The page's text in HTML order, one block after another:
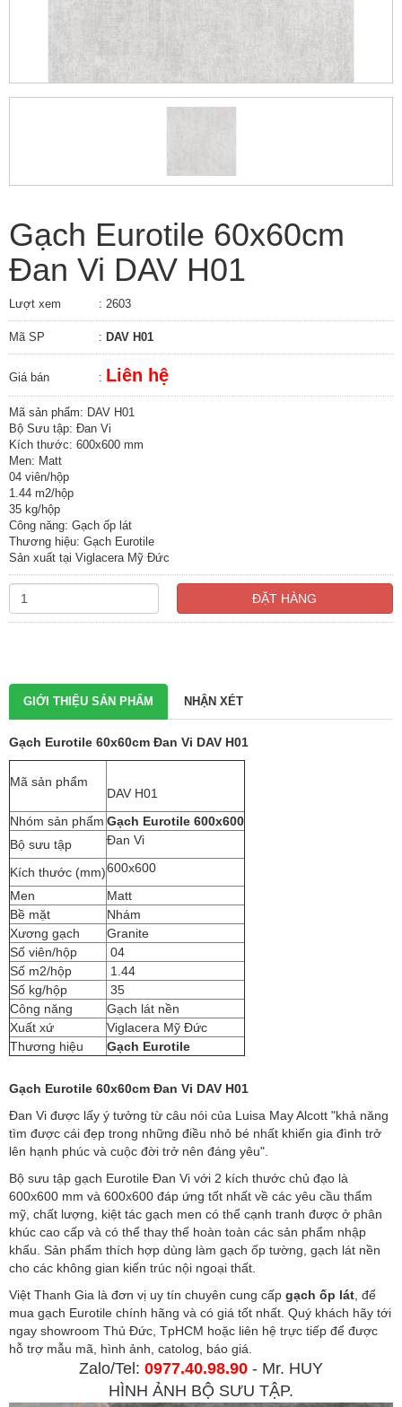
Gạch Eurotile 60x60cm
Đan Vi DAV H01
Lượt xem : 2603
Mã SP : DAV H01
Giá bán : Liên hệ
Mã sản phẩm: DAV H01
Bộ Sưu tập: Đan Vi
Kích thước: 600x600 mm
Men: Matt
04 viên/hộp
1.44 m2/hộp
35 kg/hộp
Công năng: Gạch ốp lát
Thương hiệu: Gạch Eurotile
Sản xuất tại Viglacera Mỹ Đức
ĐẶT HÀNG
GIỚI THIỆU SẢN PHẨM NHẬN XÉT
Gạch Eurotile 60x60cm Đan Vi DAV H01
Mã sản phẩm
DAV H01
Nhóm sản phẩm Gạch Eurotile 600x600
Bộ sưu tập
Đan Vi
Kích thước (mm)600x600
Men
Matt
Bề mặt
Nhám
Xương gạch
Granite
Số viên/hộp
04
Số m2/hộp
1.44
Số kg/hộp
35
Công năng
Gạch lát nền
Xuất xứ
Viglacera Mỹ Đức
Thương hiệu
Gạch Eurotile
Gạch Eurotile 60x60cm Đan Vi DAV H01
Đan Vi được lấy ý tưởng từ câu nói của Luisa May Alcott "khả năng
tìm được cái đẹp trong những điều nhỏ bé nhất khiến gia đình trở
lên hạnh phúc và cuộc đời trở nên đáng yêu".
Bộ sưu tập gạch Eurotile Đan Vi với 2 kích thước chủ đạo là
600x600 mm và 600x600 đáp ứng tốt nhất về các yêu cầu thẩm
mỹ, chất lượng, kiệt tác gạch men có thể cạnh tranh được ở phân
khúc cao cấp và có thể thay thế hoàn toàn các sản phẩm nhập
khẩu. Sản phẩm thích hợp dùng làm gạch ốp tường, gạch lát nền
cho các không gian kiến trúc nội ngoại thất.
Việt Thanh Gia là đơn vị uy tín chuyên cung cấp gạch ốp lát, để
mua gạch Eurotile chính hãng và có giá tốt nhất. Quý khách hãy tới
ngay showroom Thủ Đức, TpHCM hoặc liên hệ trực tiếp để được
hỗ trợ mẫu mã, hình ảnh, catolog, báo giá.
Zalo/Tel: 0977.40.98.90 - Mr. HUY
HÌNH ẢNH BỘ SƯU TẬP.